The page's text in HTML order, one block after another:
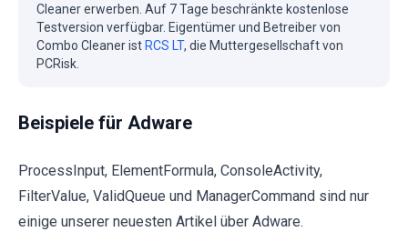
Cleaner erwerben. Auf 7 Tage beschränkte kostenlose
Testversion verfügbar. Eigentümer und Betreiber von
Combo Cleaner istRCS LT, die Muttergesellschaft von
PCRisk.
Beispiele für Adware
ProcessInput, ElementFormula, ConsoleActivity,
FilterValue, ValidQueue und ManagerCommand sind nur
einige unserer neuesten Artikel über Adware.